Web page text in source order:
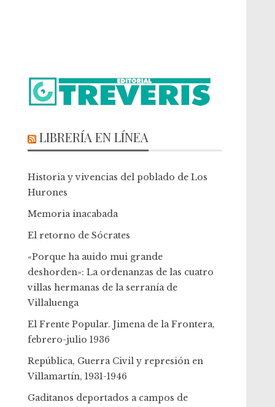
LIBRERÍA EN LÍNEA
Historia y vivencias del poblado de Los
Hurones
Memoria inacabada
El retorno de Sócrates
«Porque ha auido mui grande
deshorden»: La ordenanzas de las cuatro
villas hermanas de la serranía de
Villaluenga
El Frente Popular. Jimena de la Frontera,
febrero-julio 1936
República, Guerra Civil y represión en
Villamartín, 1931-1946
Gaditanos deportados a campos de